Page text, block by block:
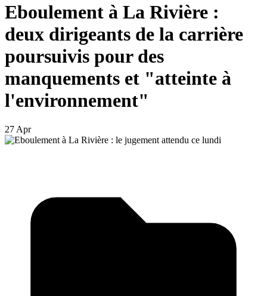
Eboulement à La Rivière :
deux dirigeants de la carrière
poursuivis pour des
manquements et "atteinte à
l'environnement"
27 Apr